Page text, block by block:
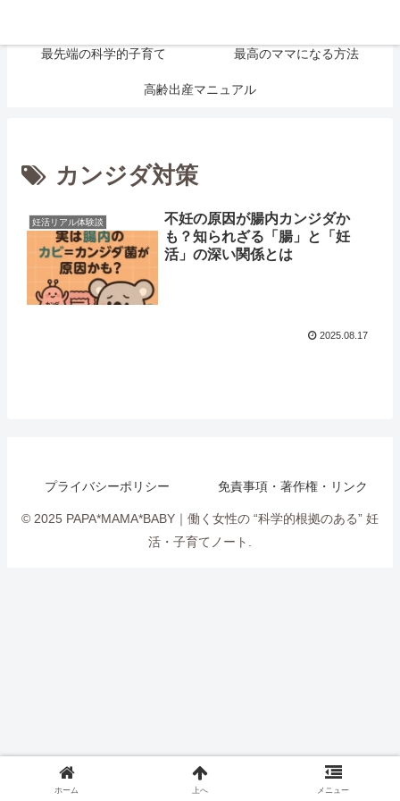
最先端の科学的子育て 最高のママになる方法
高齢出産マニュアル
カンジダ対策
妊活リアル体験談
不妊の原因が腸内カンジダか
も？知られざる「腸」と「妊
活」の深い関係とは
2025.08.17
プライバシーポリシー 免責事項・著作権・リンク
© 2025 PAPA*MAMA*BABY｜働く女性の “科学的根拠のある” 妊
活・子育てノート.
ホーム 上へ メニュー